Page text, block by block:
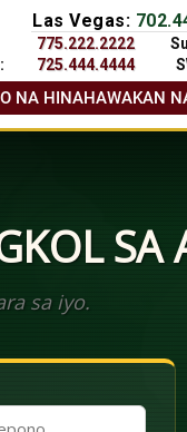
Las Vegas:
775.222.2222
725.444.4444
NA HINAHAWAKAN
SA
sa iyo.